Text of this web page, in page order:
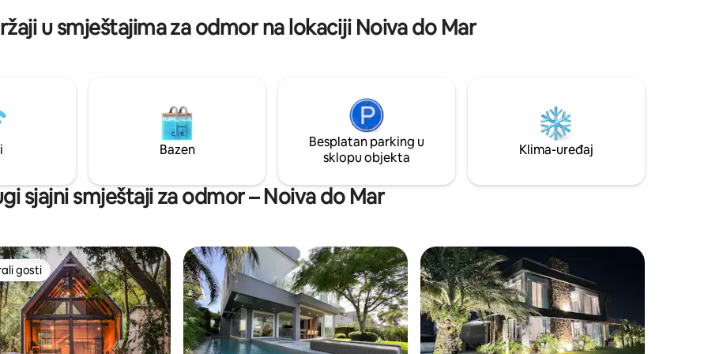
uživanje na plaži i uživanje u
što nudi obala Rio Grande do
*Prijava: 15:00/odjava: 12:00
u smještajima za odmor na lokaciji Noiva do Mar
Bazen
Besplatan parking u
sklopu objekta
Klima-uređaj
sjajni smještaji za odmor – Noiva do Mar
rangiranima s oznakom „Odabrali gosti”
gosti